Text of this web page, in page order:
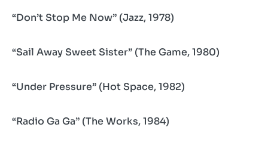
“Don’t Stop Me Now” (Jazz, 1978)
“Sail Away Sweet Sister” (The Game, 1980)
“Under Pressure” (Hot Space, 1982)
“Radio Ga Ga” (The Works, 1984)